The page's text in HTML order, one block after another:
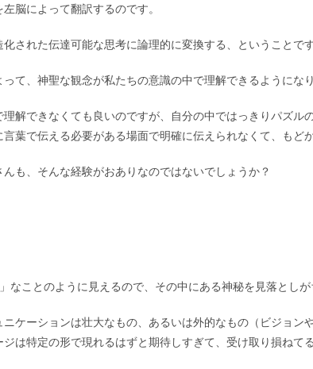
脳によって翻訳するのです。
された伝達可能な思考に論理的に変換する、ということです
て、神聖な観念が私たちの意識の中で理解できるようになり
解できなくても良いのですが、自分の中ではっきりパズル
葉で伝える必要がある場面で明確に伝えられなくて、もど
も、そんな経験がおありなのではないでしょうか？
なことのように見えるので、その中にある神秘を見落としが
ケーションは壮大なもの、あるいは外的なもの（ビジョン
は特定の形で現れるはずと期待しすぎて、受け取り損ねて